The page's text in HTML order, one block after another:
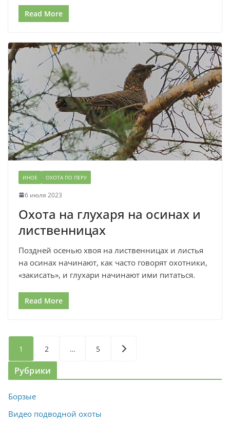
Read More
ИНОЕ ОХОТА ПО ПЕРУ
6 июля 2023
Охота на глухаря на осинах и
лиственницах
Поздней осенью хвоя на лиственницах и листья
на осинах начинают, как часто говорят охотники,
«закисать», и глухари начинают ими питаться.
Read More
Пагинация
записей
1 2 … 5
Рубрики
Борзые
Видео подводной охоты